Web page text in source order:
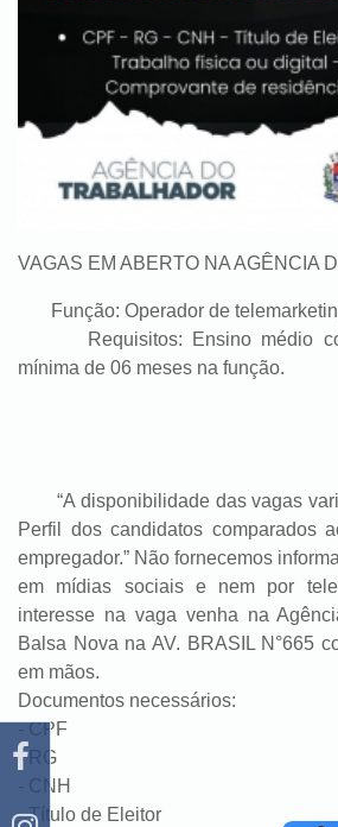
VAGAS EM ABERTO NA AGÊNCIA
Função: Operador de
Requisitos: Ensino médio
mínima de 06 meses na função.
“A disponibilidade das vagas
Perfil dos candidatos comparados
empregador.” Não fornecemos
em mídias sociais e nem por
interesse na vaga venha na
Balsa Nova na AV. BRASIL N°665
em mãos.
Documentos necessários:
- CPF
- RG
- CNH
- Título de Eleitor